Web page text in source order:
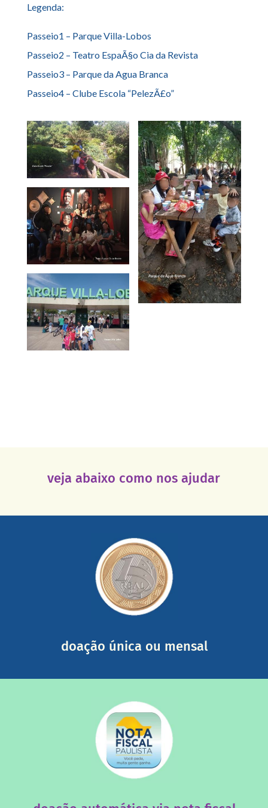
Legenda:
Passeio1 – Parque Villa-Lobos
Passeio2 – Teatro EspaÃ§o Cia da Revista
Passeio3 – Parque da Agua Branca
Passeio4 – Clube Escola “PelezÃ£o”
veja abaixo como nos ajudar
doação única ou mensal
mail mostrando tudo o que fizemos com a sua ajuda
somada a de outras pessoas.
saiba mais
saiba mais